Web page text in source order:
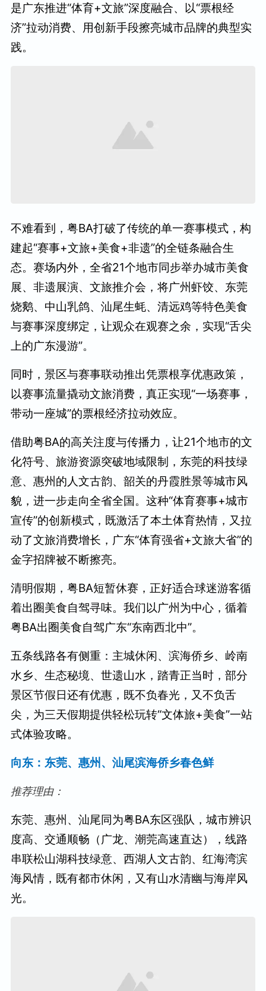
是广东推进“体育+文旅”深度融合、以“票根经
济”拉动消费、用创新手段擦亮城市品牌的典型实
践。
不难看到，粤BA打破了传统的单一赛事模式，构
建起“赛事+文旅+美食+非遗”的全链条融合生
态。赛场内外，全省21个地市同步举办城市美食
展、非遗展演、文旅推介会，将广州虾饺、东莞
烧鹅、中山乳鸽、汕尾生蚝、清远鸡等特色美食
与赛事深度绑定，让观众在观赛之余，实现“舌尖
上的广东漫游”。
同时，景区与赛事联动推出凭票根享优惠政策，
以赛事流量撬动文旅消费，真正实现“一场赛事，
带动一座城”的票根经济拉动效应。
借助粤BA的高关注度与传播力，让21个地市的文
化符号、旅游资源突破地域限制，东莞的科技绿
意、惠州的人文古韵、韶关的丹霞胜景等城市风
貌，进一步走向全省全国。这种“体育赛事+城市
宣传”的创新模式，既激活了本土体育热情，又拉
动了文旅消费增长，广东“体育强省+文旅大省”的
金字招牌被不断擦亮。
清明假期，粤BA短暂休赛，正好适合球迷游客循
着出圈美食自驾寻味。我们以广州为中心，循着
粤BA出圈美食自驾广东“东南西北中”。
五条线路各有侧重：主城休闲、滨海侨乡、岭南
水乡、生态秘境、世遗山水，踏青正当时，部分
景区节假日还有优惠，既不负春光，又不负舌
尖，为三天假期提供轻松玩转“文体旅+美食”一站
式体验攻略。
向东：东莞、惠州、汕尾滨海侨乡春色鲜
推荐理由：
东莞、惠州、汕尾同为粤BA东区强队，城市辨识
度高、交通顺畅（广龙、潮莞高速直达），线路
串联松山湖科技绿意、西湖人文古韵、红海湾滨
海风情，既有都市休闲，又有山水清幽与海岸风
光。